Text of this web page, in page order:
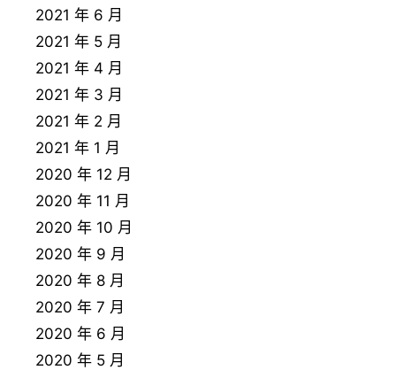
2021 年 6 月
2021 年 5 月
2021 年 4 月
2021 年 3 月
2021 年 2 月
2021 年 1 月
2020 年 12 月
2020 年 11 月
2020 年 10 月
2020 年 9 月
2020 年 8 月
2020 年 7 月
2020 年 6 月
2020 年 5 月